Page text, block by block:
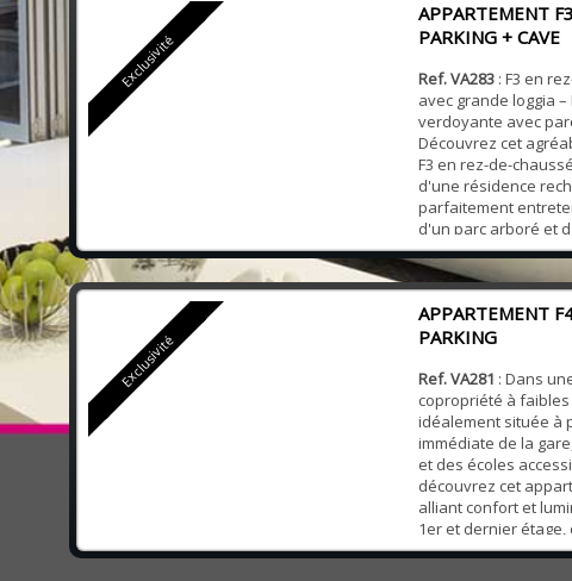
Exclusivité
APPARTEMENT
PARKING + CAVE
Ref. VA283 : F3 en
avec grande loggia –
verdoyante avec
Découvrez cet
F3 en rez-de-
d'une résidence
parfaitement
d'un parc arboré et
tennis.
d'une entrée, d'un
d'une cuisine
possibilité d'êtr...
Exclusivité
APPARTEMENT
PARKING
Ref. VA281 : Dans
copropriété à
idéalement située à
immédiate de la
et des écoles
découvrez cet
alliant confort et
1er et dernier
état offre une